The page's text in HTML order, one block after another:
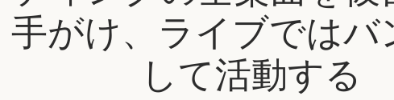
手がけ、ライブではバ
して活動する